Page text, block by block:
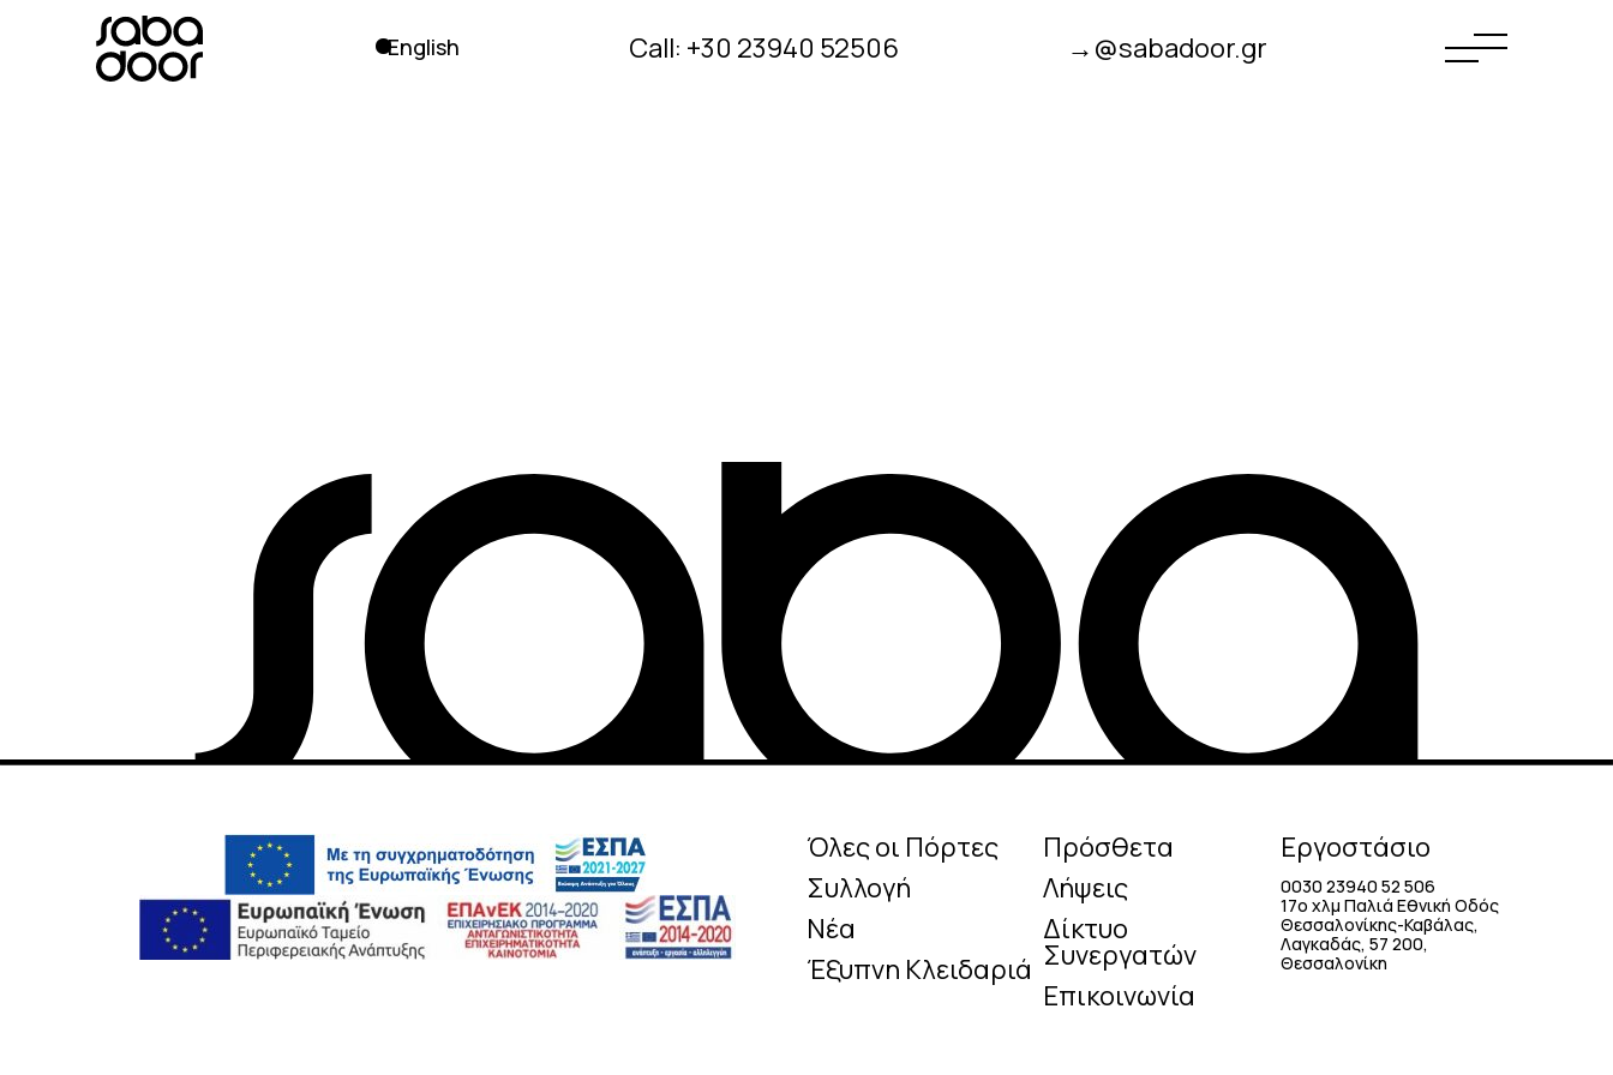
English Call: +30 23940 52506 →@sabadoor.gr
Όλες οι Πόρτες
Συλλογή
Νέα
Έξυπνη Κλειδαριά
Πρόσθετα
Λήψεις
Δίκτυο
Συνεργατών
Επικοινωνία
Εργοστάσιο
0030 23940 52 506
17o χλμ Παλιά Εθνική Οδός
Θεσσαλονίκης-Καβάλας,
Λαγκαδάς, 57 200,
Θεσσαλονίκη